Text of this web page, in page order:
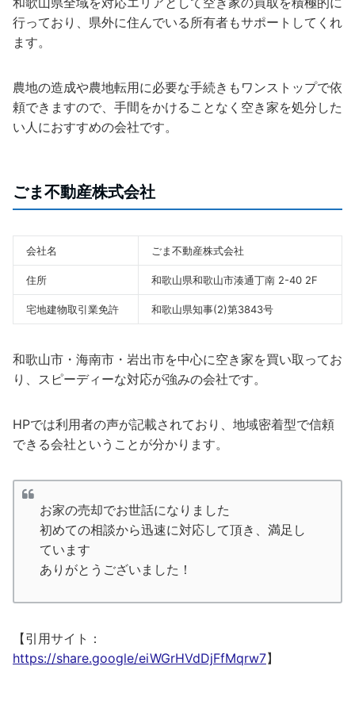
行っており、県外に住んでいる所有者もサポートしてくれ
ます。
農地の造成や農地転用に必要な手続きもワンストップで依
頼できますので、手間をかけることなく空き家を処分した
い人におすすめの会社です。
ごま不動産株式会社
会社名 ごま不動産株式会社
住所 和歌山県和歌山市湊通丁南 2-40 2F
宅地建物取引業免許 和歌山県知事(2)第3843号
和歌山市・海南市・岩出市を中心に空き家を買い取ってお
り、スピーディーな対応が強みの会社です。
HPでは利用者の声が記載されており、地域密着型で信頼
できる会社ということが分かります。
お家の売却でお世話になりました
初めての相談から迅速に対応して頂き、満足し
ています
ありがとうございました！
【引用サイト：
https://share.google/eiWGrHVdDjFfMqrw7】